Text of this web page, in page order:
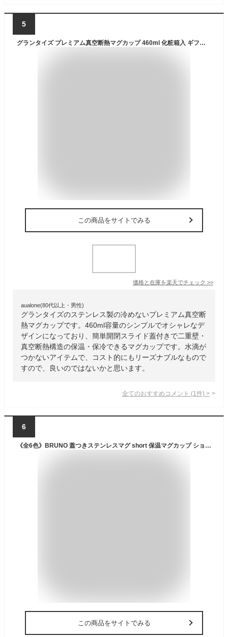
5
グランタイズ プレミアム真空断熱マグカップ 460ml 化粧箱入 ギフト プレゼント バレンタインデー 簡単開閉スライド蓋付 全19色 コップ 人気 ステンレス製 二重壁真空断熱構造 保温4H 保冷8H ステンレスマグ 保温マグ 蓋付き 冷めない 水滴つかない
この商品をサイトでみる
価格と在庫を楽天でチェック >>
aualone(80代以上・男性)
グランタイズのステンレス製の冷めないプレミアム真空断
熱マグカップです。460ml容量のシンプルでオシャレなデ
ザインになっており、簡単開閉スライド蓋付きで二重壁・
真空断熱構造の保温・保冷できるマグカップです。水滴が
つかないアイテムで、コスト的にもリーズナブルなもので
すので、良いのではないかと思います。
全てのおすすめコメント (1 件) >
6
《全6色》BRUNO 蓋つきステンレスマグ short 保温マグカップ ショートサイズ【ブルーノ IDEA LABEL イデアレーベル コーヒー お茶 紅茶 日本茶 タンブラー 保温 保冷 キッチン雑貨 真空断熱 アウトドア キャンプ ベランダ リビング リモートワーク デスク】
この商品をサイトでみる